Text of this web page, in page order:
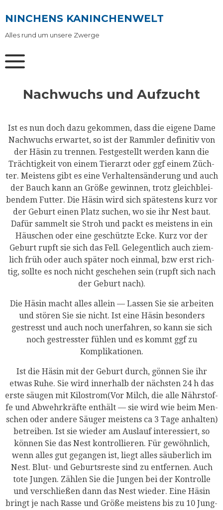
to
content
NINCHENS KANINCHENWELT
Alles rund um unsere Zwerge
Nachwuchs und Aufzucht
Ist es nun doch dazu gekom­men, dass die eige­ne Dame
Nach­wuchs erwar­tet, so ist der Ramm­ler defi­ni­tiv von
der Häsin zu tren­nen. Fest­ge­stellt wer­den kann die
Träch­tig­keit von einem Tier­arzt oder ggf einem Züch­
ter. Meis­tens gibt es eine Ver­hal­tens­än­de­rung und auch
der Bauch kann an Grö­ße gewin­nen, trotz gleich­blei­
ben­dem Fut­ter. Die Häsin wird sich spä­tes­tens kurz vor
der Geburt einen Platz suchen, wo sie ihr Nest baut.
Dafür sam­melt sie Stroh und packt es meis­tens in ein
Häus­chen oder eine geschütz­te Ecke. Kurz vor der
Geburt rupft sie sich das Fell. Gele­gent­lich auch ziem­
lich früh oder auch spä­ter noch ein­mal, bzw erst rich­
tig, soll­te es noch nicht gesche­hen sein (rupft sich nach
der Geburt nach).
Die Häsin macht alles allein — Las­sen Sie sie arbei­ten
und stö­ren Sie sie nicht. Ist eine Häsin beson­ders
gestresst und auch noch uner­fah­ren, so kann sie sich
noch gestress­ter füh­len und es kommt ggf zu
Komplikationen.
Ist die Häsin mit der Geburt durch, gön­nen Sie ihr
etwas Ruhe. Sie wird inner­halb der nächs­ten 24 h das
ers­te säu­gen mit Kilostrom(Vor Milch, die alle Nähr­stof­
fe und Abwehr­kräf­te ent­hält — sie wird wie beim Men­
schen oder ande­re Säu­ger meis­tens ca 3 Tage anhal­ten)
betrei­ben. Ist sie wie­der am Aus­lauf inter­es­siert, so
kön­nen Sie das Nest kon­trol­lie­ren. Für gewöhn­lich,
wenn alles gut gegan­gen ist, liegt alles säu­ber­lich im
Nest. Blut- und Geburts­res­te sind zu ent­fer­nen. Auch
tote Jun­gen. Zäh­len Sie die Jun­gen bei der Kon­trol­le
und ver­schlie­ßen dann das Nest wie­der. Eine Häsin
bringt je nach Ras­se und Grö­ße meis­tens bis zu 10 Jung­